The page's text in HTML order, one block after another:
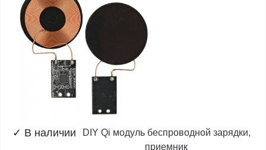
✓ В наличии
DIY Qi модуль беспроводной зарядки,
приемник